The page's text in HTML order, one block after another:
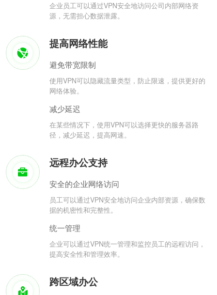
企业员工可以通过VPN安全地访问公司内部网络资
源，无需担心数据泄露。
提高网络性能
避免带宽限制
使用VPN可以隐藏流量类型，防止限速，提供更好的
网络体验。
减少延迟
在某些情况下，使用VPN可以选择更快的服务器路
径，减少延迟，提高网速。
远程办公支持
安全的企业网络访问
员工可以通过VPN安全地访问企业内部资源，确保数
据的机密性和完整性。
统一管理
企业可以通过VPN统一管理和监控员工的远程访问，
提高安全性和管理效率。
跨区域办公